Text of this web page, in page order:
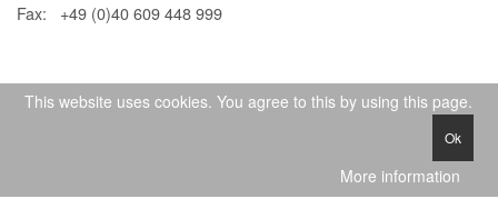
Fax: +49 (0)40 609 448 999
This website uses cookies. You agree to this by using this page.
Ok
More information